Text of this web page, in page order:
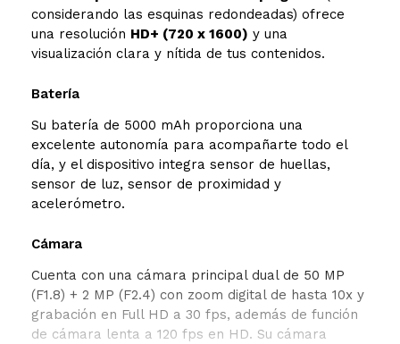
considerando las esquinas redondeadas) ofrece
una resolución HD+ (720 x 1600) y una
visualización clara y nítida de tus contenidos.
Batería
Su batería de 5000 mAh proporciona una
excelente autonomía para acompañarte todo el
día, y el dispositivo integra sensor de huellas,
sensor de luz, sensor de proximidad y
acelerómetro.
Cámara
Cuenta con una cámara principal dual de 50 MP
(F1.8) + 2 MP (F2.4) con zoom digital de hasta 10x y
grabación en Full HD a 30 fps, además de función
de cámara lenta a 120 fps en HD. Su cámara